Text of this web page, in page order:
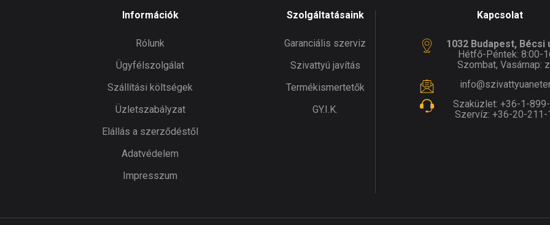
Információk
Rólunk
Ügyfélszolgálat
Szállítási költségek
Üzletszabályzat
Elállás a szerződéstől
Adatvédelem
Impresszum
Szolgáltatásaink
Garanciális szerviz
Szivattyú javítás
Termékismertetők
GY.I.K.
Kapcsolat
1032 Budapest, Bécsi
Hétfő-Péntek: 8:00-
Szombat, Vasárnap:
Szaküzlet: +36-1-
Szervíz: +36-20-211-